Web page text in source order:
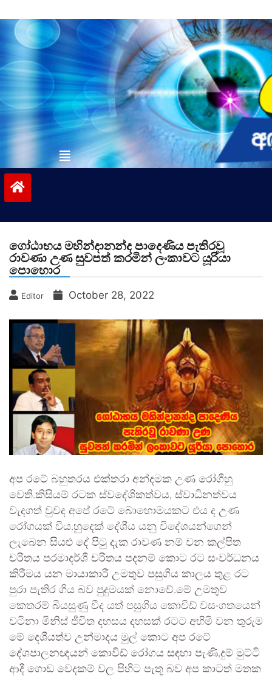
to
contentvinivida.lk
ගෝඨාභය මහින්දානන්ද පාදෙණිය පැතිරවූ
රාවණා උණ සුවපත් කරමින් ලංකාවට යූරියා
පොහොර
Editor October 28, 2022
අප රටේ බහුතරය එක්තරා අන්දමක උණ රෝගීහු
වෙති.කිසියම් රටක ස්වදේශිකත්වය, ස්වාධිනත්වය
වැදගත් වුවද අපේ රටේ බොහොමයකට එය ද උණ
රෝගයක් විය.හුදෙක් දේශීය යනු විදේශයන්ගෙන්
ලැබෙන සියළු දේ පිටු දැක රාවණ නම් වන කල්පිත
චරිතය පරමාදර්ශී චරිතය පදනම් කොට රට සංවර්ධනය
කිරීමය යන මායාකාරී උමතුව පසුගිය කාලය තුළ රට
පුරා පැතිර ගිය බව පුදුමයක් නොවේ.මේ උමතුව
කෙතරම් බියසුණු වීද යත් පසුගිය කොවිඩ් වසංගතයෙන්
වටිනා මිනිස් ජීවිත දහසය දහසක් රටට අහිමි වන තුරුම
මේ දෙශීයත්ව උන්මාදය මුල් කොට අප රටේ
දේශපාලනඥයන් කොවිඩ් රෝගය සඳහා පැණි,දුම් මුට්ටි
ආදී ගොඩ වෙදකම් වල පිහිට පැතූ බව අප කාටත් මතක